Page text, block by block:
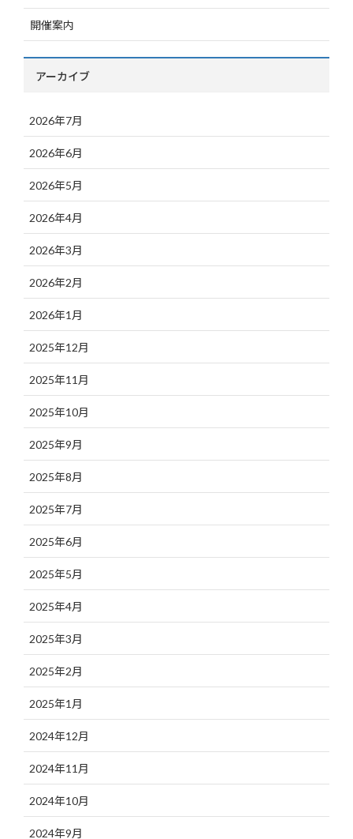
開催案内
アーカイブ
2026年7月
2026年6月
2026年5月
2026年4月
2026年3月
2026年2月
2026年1月
2025年12月
2025年11月
2025年10月
2025年9月
2025年8月
2025年7月
2025年6月
2025年5月
2025年4月
2025年3月
2025年2月
2025年1月
2024年12月
2024年11月
2024年10月
2024年9月